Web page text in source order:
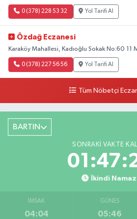
0 (378) 228 53 32 Yol Tarifi Al
Özdağ Eczanesi
Karaköy Mahallesi, Kadıoğlu Sokak No:60 11
0 (378) 227 56 56 Yol Tarifi Al
Tüm Nöbetçi
BARTIN
SONRAKI VAKTE
İkindi
İMSAK
04:04
GÜNEŞ
05:46